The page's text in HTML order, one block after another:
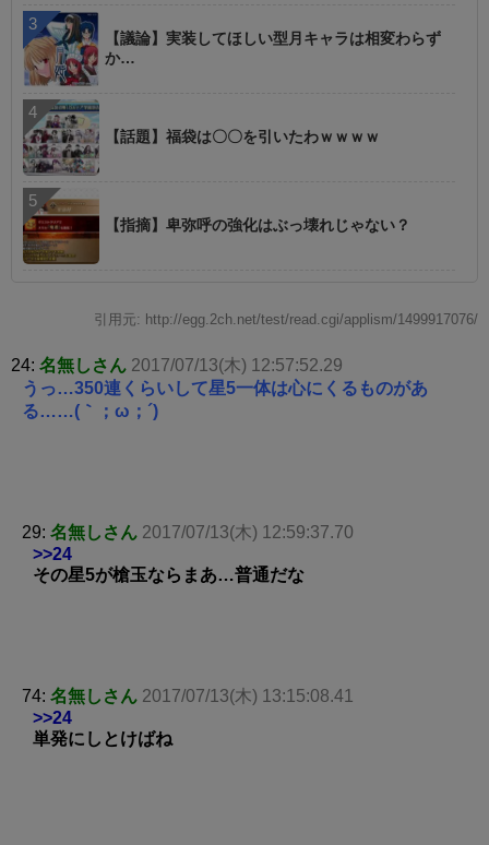
【議論】実装してほしい型月キャラは相変わらず
か…
【話題】福袋は〇〇を引いたわｗｗｗｗ
【指摘】卑弥呼の強化はぶっ壊れじゃない？
引用元: http://egg.2ch.net/test/read.cgi/applism/1499917076/
24: 名無しさん 2017/07/13(木) 12:57:52.29
うっ…350連くらいして星5一体は心にくるものがあ
る……(｀；ω；´)
29: 名無しさん 2017/07/13(木) 12:59:37.70
>>24
その星5が槍玉ならまあ…普通だな
74: 名無しさん 2017/07/13(木) 13:15:08.41
>>24
単発にしとけばね